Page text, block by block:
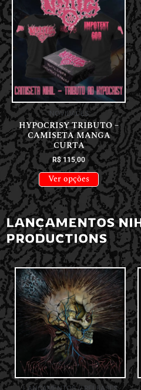
NOVIDADES
HYPOCRISY TRIBUTO –
CAMISETA MANGA
CURTA
R$115,00
Ver opções
LANÇAMENTOS
PRODUCTIONS
LANÇAMENTOS // RELEASES